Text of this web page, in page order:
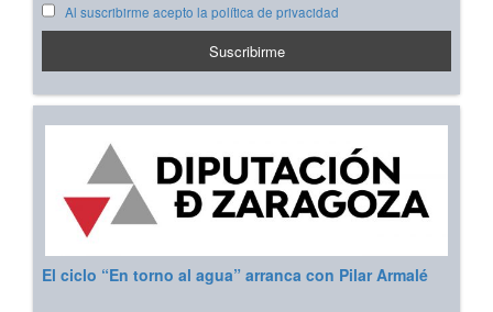
Al suscribirme acepto la política de privacidad
El ciclo “En torno al agua” arranca con Pilar Armalé